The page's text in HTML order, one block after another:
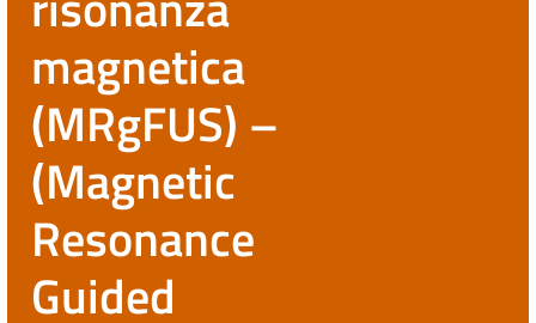
magnetica
(MRgFUS) –
(Magnetic
Resonance
Guided